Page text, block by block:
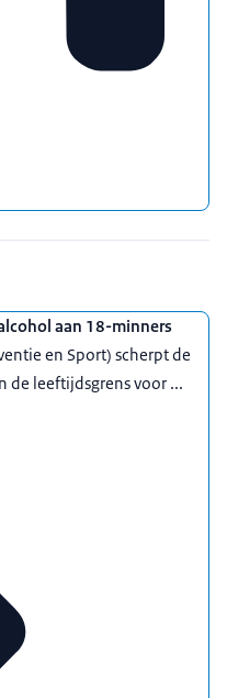
aan 18-minners
en Sport) scherpt de
de leeftijdsgrens voor ...